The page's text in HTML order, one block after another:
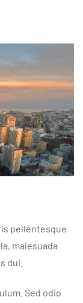
pellentesque
malesuada
dui.
Sed odio